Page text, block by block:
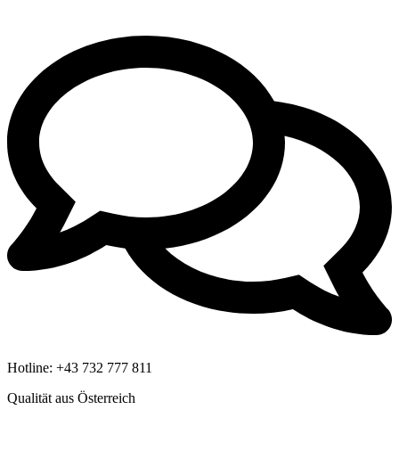
Hotline: +43 732 777 811
Qualität aus Österreich